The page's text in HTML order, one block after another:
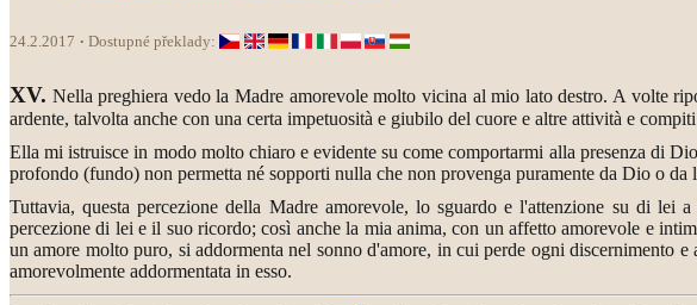
24.2.2017 Dostupné překlady:
XV. Nella preghiera vedo la Madre amorevole molto vicina al mio lato destro. A volte
ardente, talvolta anche con una certa impetuosità e giubilo del cuore e altre attività e
Ella mi istruisce in modo molto chiaro e evidente su come comportarmi alla presenza di
profondo (fundo) non permetta né sopporti nulla che non provenga puramente da Dio o da
Tuttavia, questa percezione della Madre amorevole, lo sguardo e l'attenzione su di lei
percezione di lei e il suo ricordo; così anche la mia anima, con un affetto amorevole e
un amore molto puro, si addormenta nel sonno d'amore, in cui perde ogni discernimento
amorevolmente addormentata in esso.